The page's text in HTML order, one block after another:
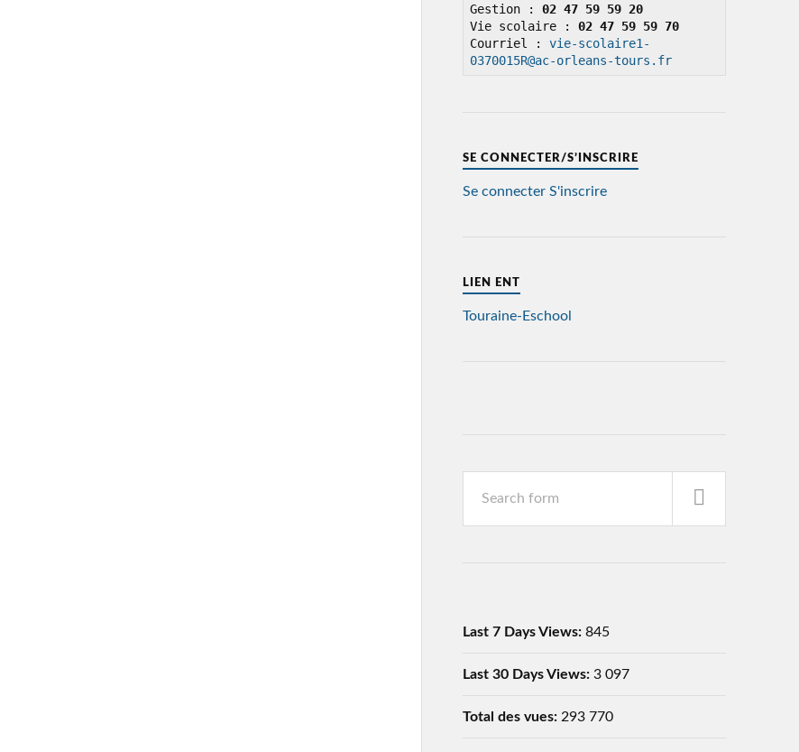
Gestion : 02 47 59 59 20
Vie scolaire : 02 47 59 59 70
Courriel : vie-scolaire1-
0370015R@ac-orleans-tours.fr
SE CONNECTER/S’INSCRIRE
Se connecter S'inscrire
LIEN ENT
Touraine-Eschool
Last 7 Days Views: 845
Last 30 Days Views: 3 097
Total des vues: 293 770